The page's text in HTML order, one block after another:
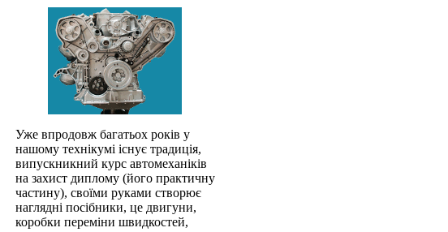
Уже впродовж багатьох років у
нашому технікумі існує традиція,
випускникний курс автомеханіків
на захист диплому (його практичну
частину), своїми руками створює
наглядні посібники, це двигуни,
коробки переміни швидкостей,